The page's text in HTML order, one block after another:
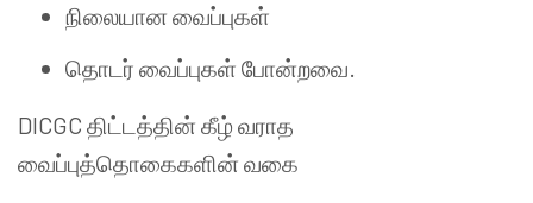
நிலையான வைப்புகள்
தொடர் வைப்புகள் போன்றவை.
DICGC திட்டத்தின் கீழ் வராத
வைப்புத்தொகைகளின் வகை